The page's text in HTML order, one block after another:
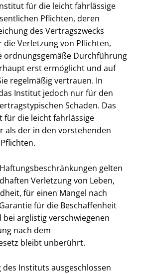
für die leicht fahrlässige
Pflichten, deren
des Vertragszwecks
Verletzung von Pflichten,
ordnungsgemäße Durchführung
erst ermöglicht und auf
regelmäßig vertrauen. In
Institut jedoch nur für den
Schaden. Das
die leicht fahrlässige
als der in den vorstehenden
gelten
Verletzung von Leben,
für einen Mangel nach
für die Beschaffenheit
arglistig verschwiegenen
nach dem
bleibt unberührt.
Instituts ausgeschlossen